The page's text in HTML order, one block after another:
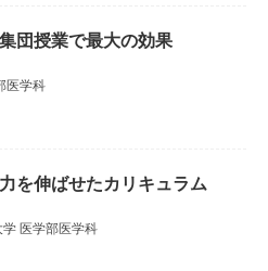
団授業で最大の効果
医学科
を伸ばせたカリキュラム
医学部医学科